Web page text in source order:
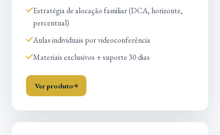
Estratégia de alocação familiar (DCA, horizonte,
percentual)
Aulas individuais por videoconferência
Materiais exclusivos + suporte 30 dias
Ver produto